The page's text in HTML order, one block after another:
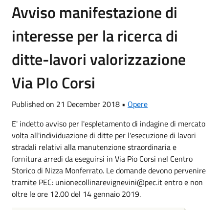
Avviso manifestazione di
interesse per la ricerca di
ditte-lavori valorizzazione
Via PIo Corsi
Published on 21 December 2018 • Opere
E' indetto avviso per l'espletamento di indagine di mercato
volta all'individuazione di ditte per l'esecuzione di lavori
stradali relativi alla manutenzione straordinaria e
fornitura arredi da eseguirsi in Via Pio Corsi nel Centro
Storico di Nizza Monferrato. Le domande devono pervenire
tramite PEC: unionecollinarevignevini@pec.it entro e non
oltre le ore 12.00 del 14 gennaio 2019.